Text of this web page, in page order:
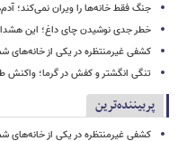
جنگ فقط خانه‌ها را ویران نمی‌کند؛
خطر جدی نوشیدن چای داغ؛ این
کشفی غیرمنتظره در یکی از خانه‌های
تنگی انگشتر و کفش در گرما؛ واکنش
پربیننده‌ترین
کشفی غیرمنتظره در یکی از خانه‌های